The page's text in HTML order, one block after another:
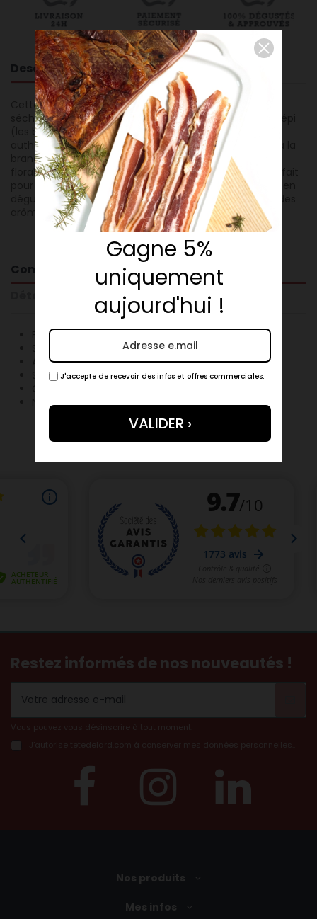
Description
Cette version de la Bizôle combine le savoir-faire de
séchage maison avec une touche aromatique de génépi
(les bourgeons de génépi), signature d’un terroir alpin
authentique. Le filet mignon, après salage et fumage à la
branche de genièvre, révèle des notes herbacées et
florales tout en conservant une texture moelleuse. Parfait
pour les amateurs de charcuterie raffinée et originale, en
dégustation lente pour apprécier toute la complexité des
Composition
Filet Mignon
Aromates Naturels
Sucre
Nitrate De Potassium
Restez informés de nos nouveautés !
Nos produits
Mes infos
Gagne 5%
uniquement
aujourd'hui !
J'accepte de recevoir des infos et offres commerciales.